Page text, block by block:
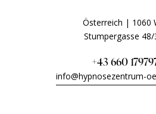
Österreich | 1060
Stumpergasse
+43 660
info@hypnosezentrum-